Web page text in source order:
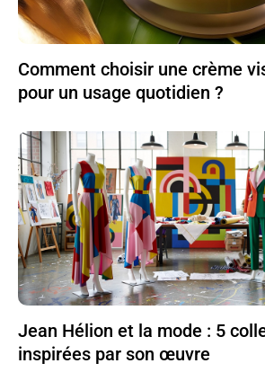
Comment choisir une crème
pour un usage quotidien ?
Jean Hélion et la mode : 5
inspirées par son œuvre